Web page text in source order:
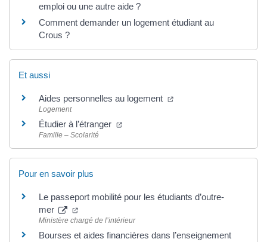
emploi ou une autre aide ?
Comment demander un logement étudiant au
Crous ?
Et aussi
Aides personnelles au logement
Logement
Étudier à l’étranger
Famille – Scolarité
Pour en savoir plus
Le passeport mobilité pour les étudiants d’outre-
mer
Ministère chargé de l’intérieur
Bourses et aides financières dans l’enseignement